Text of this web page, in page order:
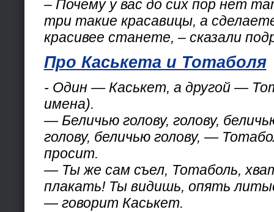
– Почему у вас до сих пор нет
три такие красавицы, а
красивее станете, – сказали
Про Каськета и Тотаболя
- Один — Каськет, а другой —
имена).
— Беличью голову, голову,
голову, беличью голову, —
просит.
— Ты же сам съел, Тотаболь,
плакать! Ты видишь, опять
— говорит Каськет.